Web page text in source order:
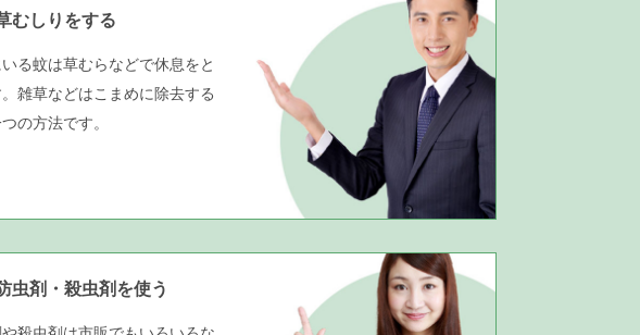
むしりをする
る蚊は草むらなどで休息をと
。雑草などはこまめに除去する
の方法です。
虫剤・殺虫剤を使う